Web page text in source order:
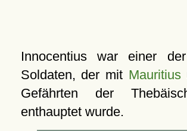
Innocentius war einer
Soldaten, der mit Mauritius
Gefährten der
enthauptet wurde.